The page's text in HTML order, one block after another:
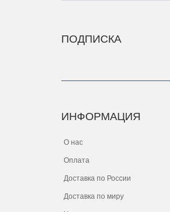
ПОДПИСКА
ИНФОРМАЦИЯ
О нас
Оплата
Доставка по России
Доставка по миру